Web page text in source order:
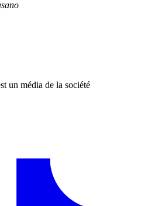
un média de la société